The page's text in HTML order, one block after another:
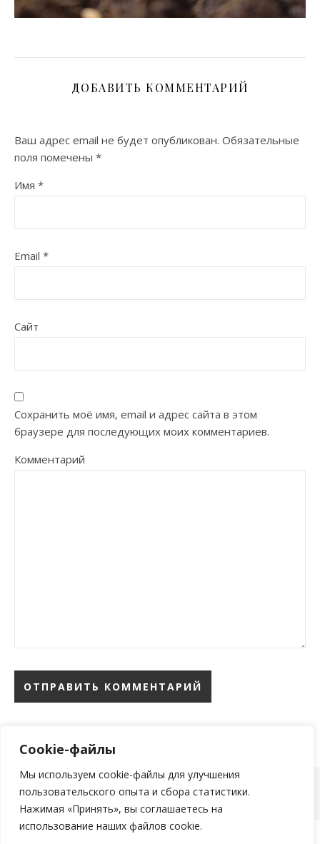
Cookie-файлы
Мы используем cookie-файлы для улучшения
пользовательского опыта и сбора статистики.
Нажимая «Принять», вы соглашаетесь на
использование наших файлов cookie.
ДОБАВИТЬ КОММЕНТАРИЙ
Ваш адрес email не будет опубликован. Обязательные
поля помечены *
Имя *
Email *
Сайт
Сохранить моё имя, email и адрес сайта в этом
браузере для последующих моих комментариев.
Комментарий
тема Ashe отWP Royal.